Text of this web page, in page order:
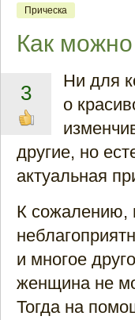
Прическа
Как
3
Ни для
о
другие, но
актуальная
К сожалению,
и многое
женщина не
Тогда на